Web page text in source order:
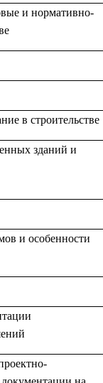
и нормативно-
в строительстве
зданий и
и особенности